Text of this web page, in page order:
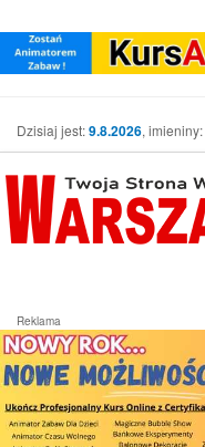
Dzisiaj jest:9.8.2026, imieniny:
Reklama